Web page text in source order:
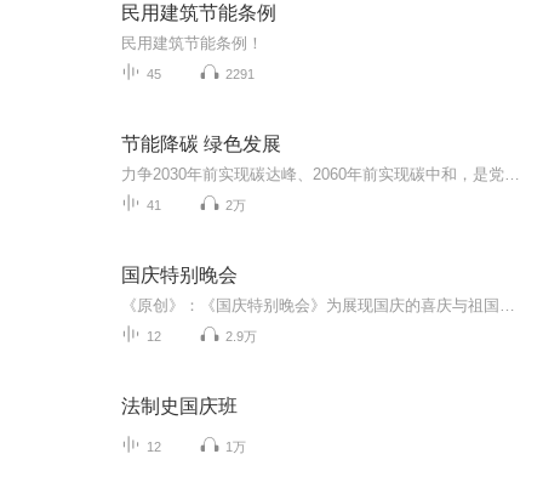
民用建筑节能条例
民用建筑节能条例！
45 2291
节能降碳 绿色发展
41 2万
国庆特别晚会
12 2.9万
法制史国庆班
12 1万